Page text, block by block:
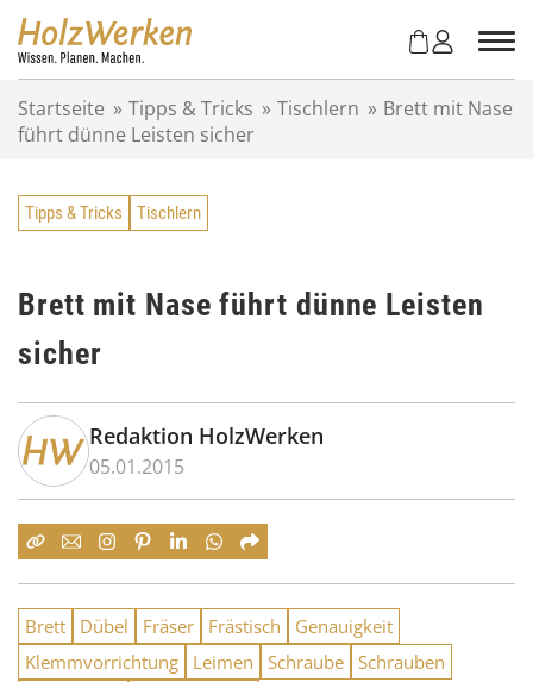
Startseite » Tipps & Tricks » Tischlern » Brett mit Nase
führt dünne Leisten sicher
Tipps & Tricks Tischlern
Brett mit Nase führt dünne Leisten
sicher
Redaktion HolzWerken
05.01.2015
Brett Dübel Fräser Frästisch
Genauigkeit
Klemmvorrichtung
Leimen Schraube Schrauben